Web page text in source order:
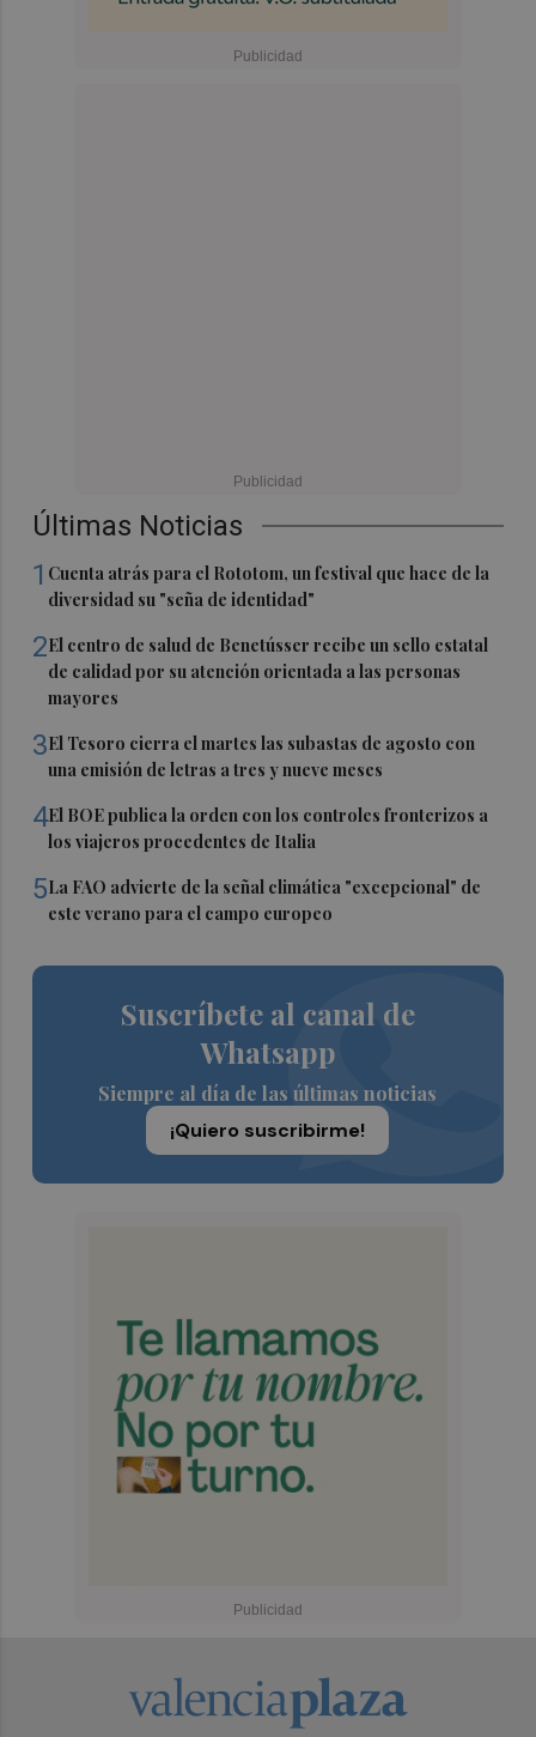
Últimas Noticias
1 Cuenta atrás para el Rototom, un festival que hace de la
diversidad su "seña de identidad"
2El centro de salud de Benetússer recibe un sello estatal
de calidad por su atención orientada a las personas
mayores
3El Tesoro cierra el martes las subastas de agosto con
una emisión de letras a tres y nueve meses
4El BOE publica la orden con los controles fronterizos a
los viajeros procedentes de Italia
5La FAO advierte de la señal climática "excepcional" de
este verano para el campo europeo
Suscríbete al canal de
Whatsapp
Siempre al día de las últimas noticias
¡Quiero suscribirme!